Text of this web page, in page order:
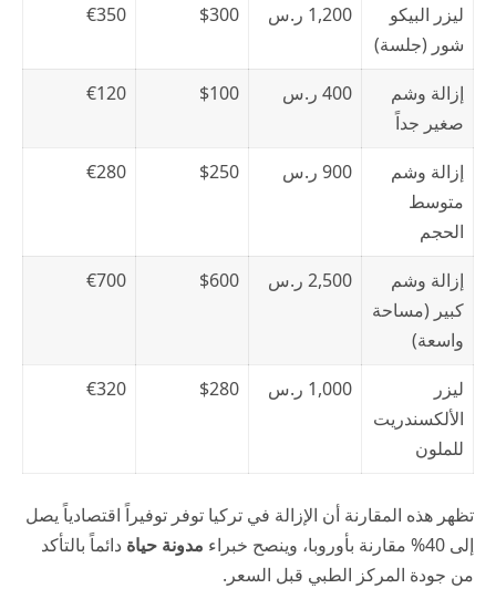
ليزر البيكو
شور (جلسة)
1,200 ر.س $300
€350
إزالة وشم
صغير جداً
400 ر.س $100
€120
إزالة وشم
متوسط
الحجم
900 ر.س $250
€280
إزالة وشم
كبير (مساحة
واسعة)
2,500 ر.س $600
€700
ليزر
الألكسندريت
للملون
1,000 ر.س $280
€320
تظهر هذه المقارنة أن الإزالة في تركيا توفر توفيراً اقتصادياً يصل
إلى 40% مقارنة بأوروبا، وينصح خبراء
مدونة حياة دائماً بالتأكد
من جودة المركز الطبي قبل السعر.